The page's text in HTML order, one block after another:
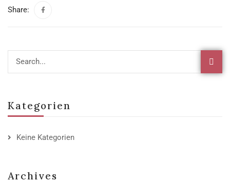
Kategorien
Keine Kategorien
Archives
Share: